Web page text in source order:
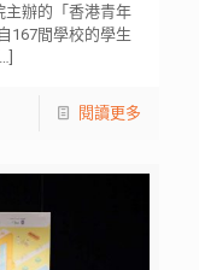
主辦的「香港青年
167間學校的學生
閱讀更多